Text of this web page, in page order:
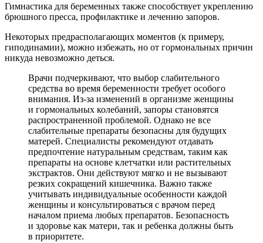
Гимнастика для беременных также способствует укреплению
брюшного пресса, профилактике и лечению запоров.
Некоторых предрасполагающих моментов (к примеру,
гиподинамии), можно избежать, но от гормональных причин
никуда невозможно деться.
Врачи подчеркивают, что выбор слабительного
средства во время беременности требует особого
внимания. Из-за изменений в организме женщины
и гормональных колебаний, запоры становятся
распространенной проблемой. Однако не все
слабительные препараты безопасны для будущих
матерей. Специалисты рекомендуют отдавать
предпочтение натуральным средствам, таким как
препараты на основе клетчатки или растительных
экстрактов. Они действуют мягко и не вызывают
резких сокращений кишечника. Важно также
учитывать индивидуальные особенности каждой
женщины и консультироваться с врачом перед
началом приема любых препаратов. Безопасность
и здоровье как матери, так и ребенка должны быть
в приоритете.